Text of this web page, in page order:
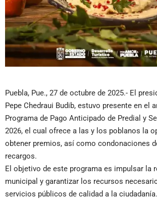
Puebla, Pue., 27 de octubre de 2025.- El
Pepe Chedraui Budib, estuvo presente en el
Programa de Pago Anticipado de Predial y
2026, el cual ofrece a las y los poblanos la
obtener premios, así como condonaciones
recargos.
El objetivo de este programa es impulsar la
municipal y garantizar los recursos
servicios públicos de calidad a la